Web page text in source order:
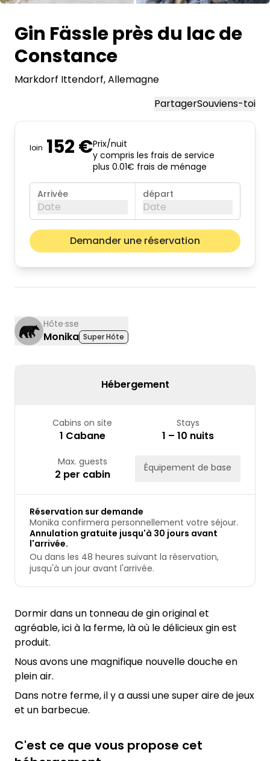
Gin Fässle près du lac de
Constance
Markdorf Ittendorf, Allemagne
PartagerSouviens-toi
loin 152 €Prix/nuit
y compris les frais de service
plus 0.01€ frais de ménage
Arrivée
Date
départ
Date
août 2026
Mois
10
11
17
18 19
Demander une réservation
Hôte·sse
Monika Super Hôte
Hébergement
Cabins on site
1 Cabane
Stays
1 – 10 nuits
Max. guests
2 per cabin Équipement de base
Réservation sur demande
Monika confirmera personnellement votre séjour.
Annulation gratuite jusqu'à 30 jours avant
l'arrivée.
Ou dans les 48 heures suivant la réservation,
jusqu'à un jour avant l'arrivée.
Dormir dans un tonneau de gin original et
agréable, ici à la ferme, là où le délicieux gin est
produit.
Nous avons une magnifique nouvelle douche en
plein air.
Dans notre ferme, il y a aussi une super aire de jeux
et un barbecue.
C'est ce que vous propose cet